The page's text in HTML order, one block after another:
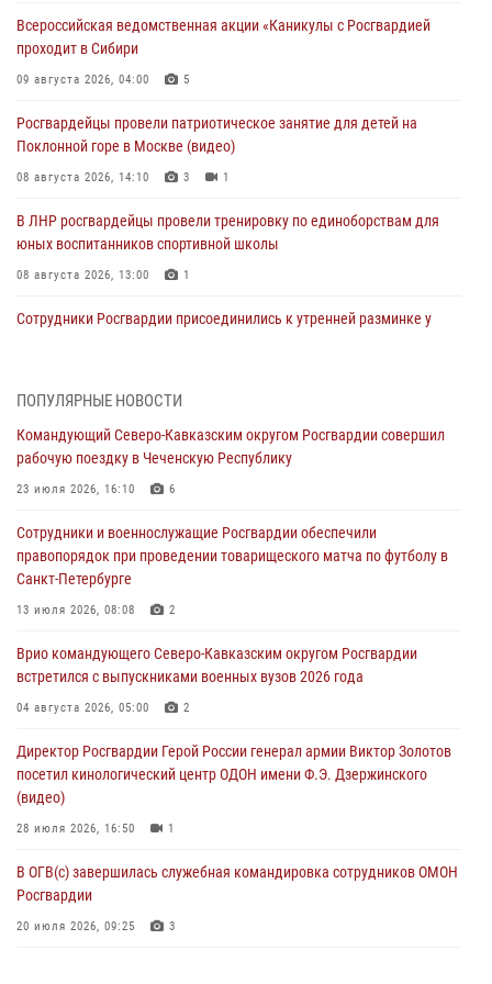
Всероссийская ведомственная акции «Каникулы с Росгвардией
проходит в Сибири
09 августа 2026, 04:00 5
Росгвардейцы провели патриотическое занятие для детей на
Поклонной горе в Москве (видео)
08 августа 2026, 14:10 3 1
В ЛНР росгвардейцы провели тренировку по единоборствам для
юных воспитанников спортивной школы
08 августа 2026, 13:00 1
Сотрудники Росгвардии присоединились к утренней разминке у
в честь юбилея ведомства
08 августа 2026, 09:03
медицины с учетом опыта СВО
08 августа 2026, 09:00
В Кабардино-Балкарии сотрудники Росгвардии провели турнир по
08 августа 2026, 07:00
Военнослужащие Софринской бригады Росгвардии встретились с
дорогой к Победе в СВО» (видео)
ПОПУЛЯРНЫЕ НОВОСТИ
Командующий Северо-Кавказским округом Росгвардии совершил
рабочую поездку в Чеченскую Республику
23 июля 2026, 16:10 6
Сотрудники и военнослужащие Росгвардии обеспечили
правопорядок при проведении товарищеского матча по футболу в
Санкт-Петербурге
13 июля 2026, 08:08 2
Врио командующего Северо-Кавказским округом Росгвардии
встретился с выпускниками военных вузов 2026 года
04 августа 2026, 05:00 2
Директор Росгвардии Герой России генерал армии Виктор Золотов
посетил кинологический центр ОДОН имени Ф.Э. Дзержинского
(видео)
28 июля 2026, 16:50 1
В ОГВ(с) завершилась служебная командировка сотрудников ОМОН
Росгвардии
20 июля 2026, 09:25 3